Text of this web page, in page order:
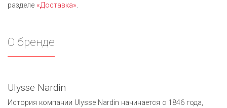
разделе «Доставка».
О бренде
Ulysse Nardin
История компании Ulysse Nardin начинается с 1846 года,